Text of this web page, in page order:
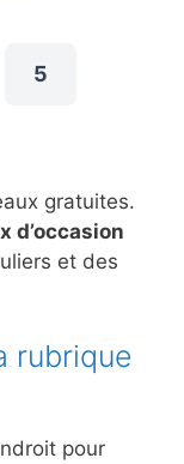
5
gratuites.
d’occasion
et des
rubrique
pour